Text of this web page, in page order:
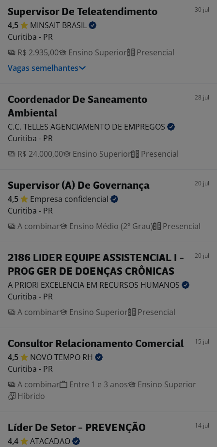
Supervisor De Teleatendimento 30 jul
4,5 MINSAIT BRASIL
Curitiba - PR
R$ 2.935,00
Ensino Superior
Presencial
Vagas semelhantes
Coordenador De Saneamento
Ambiental
28 jul
C.C. TELLES AGENCIAMENTO DE EMPREGOS
Curitiba - PR
R$ 24.000,00
Ensino Superior Presencial
Supervisor (A) De Governança 20 jul
4,5 Empresa confidencial
Curitiba - PR
A combinar
Ensino Médio (2º Grau) Presencial
2186 LIDER EQUIPE ASSISTENCIAL I -
PROG GER DE DOENÇAS CRÔNICAS
20 jul
A PRIORI EXCELENCIA EM RECURSOS HUMANOS
Curitiba - PR
A combinar
Ensino Superior Presencial
Consultor Relacionamento Comercial 15 jul
4,5 NOVO TEMPO RH
Curitiba - PR
A combinar
Entre 1 e 3 anos
Ensino Superior
Híbrido
Líder De Setor - PREVENÇÃO 14 jul
4,4
ATACADAO